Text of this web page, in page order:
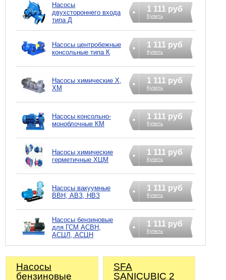
Насосы
двухстороннего входа
типа Д
1 111 руб
Купить
Насосы центробежные
консольные типа К
1 111 руб
Купить
Насосы химические Х,
ХМ
1 111 руб
Купить
Насосы консольно-
моноблочные КМ
1 111 руб
Купить
Насосы химические
герметичные ХЦМ
1 111 руб
Купить
Насосы вакуумные
ВВН, АВЗ, НВЗ
1 111 руб
Купить
Насосы бензиновые
для ГСМ АСВН,
АСЦЛ, АСЦН
1 111 руб
Купить
Насосы
бензиновые
SFA
SANICUBIC 2